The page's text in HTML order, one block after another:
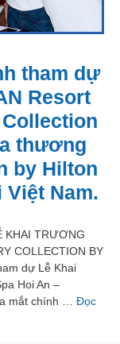
tham dự
Resort
thương
by Hilton
Nam.
KHAI TRƯƠNG
COLLECTION BY
dự Lễ Khai
Hoi An –
mắt chính … Đọc